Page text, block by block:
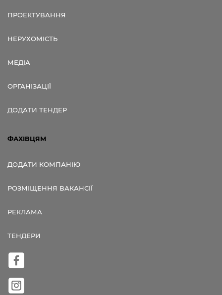
ПРОЕКТУВАННЯ
НЕРУХОМІСТЬ
МЕДІА
ОРГАНІЗАЦІЇ
ДОДАТИ ТЕНДЕР
ФАХІВЦЯМ
ДОДАТИ КОМПАНІЮ
РОЗМІЩЕННЯ ВАКАНСІЇ
РЕКЛАМА
ТЕНДЕРИ